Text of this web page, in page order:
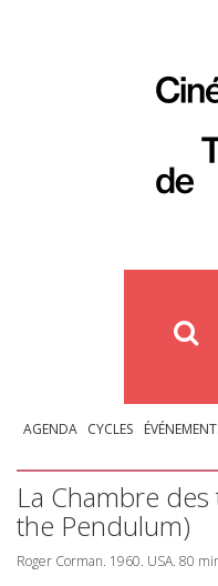
AGENDA CYCLES
La Chambre
the Pendulum)
Roger Corman. 1960. USA. 80